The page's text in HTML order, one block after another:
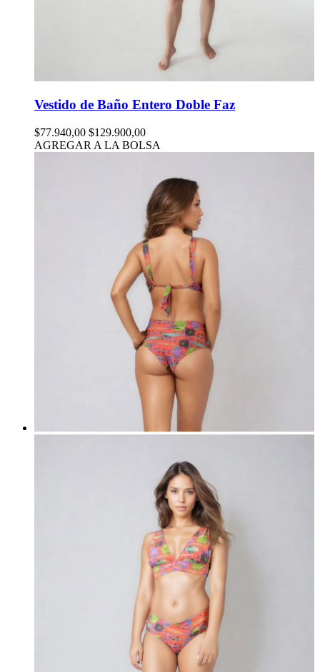
Vestido de Baño Entero Doble Faz
$77.940,00 $129.900,00
AGREGAR A LA BOLSA